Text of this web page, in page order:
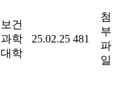
보건
과학
대학
25.02.25 481
첨
부
파
일